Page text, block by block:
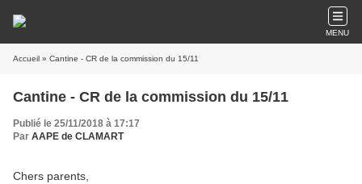
MENU
Accueil » Cantine - CR de la commission du 15/11
Cantine - CR de la commission du 15/11
Publié le 25/11/2018 à 17:17
Par AAPE de CLAMART
Chers parents,